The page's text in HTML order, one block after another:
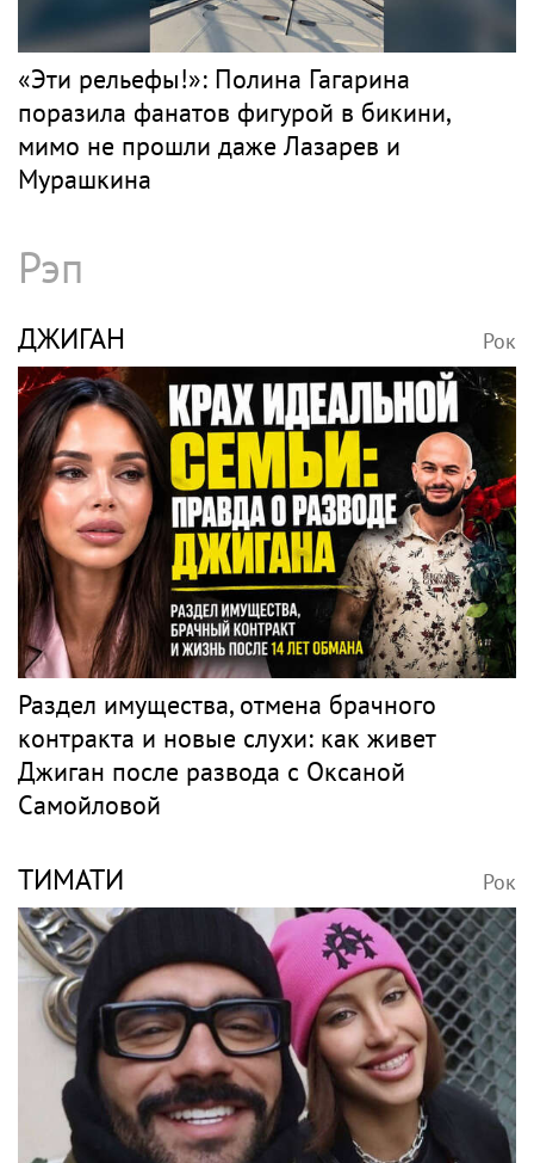
«Эти рельефы!»: Полина Гагарина
поразила фанатов фигурой в бикини,
мимо не прошли даже Лазарев и
Мурашкина
Рэп
ДЖИГАН Рок
Раздел имущества, отмена брачного
контракта и новые слухи: как живет
Джиган после развода с Оксаной
Самойловой
ТИМАТИ Рок